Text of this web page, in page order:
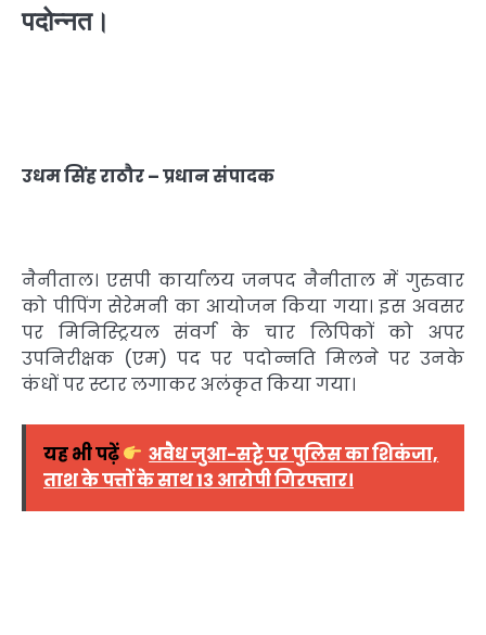
पदोन्नत।
उधम सिंह राठौर – प्रधान संपादक
नैनीताल। एसपी कार्यालय जनपद नैनीताल में गुरुवार
को पीपिंग सेरेमनी का आयोजन किया गया। इस अवसर
पर मिनिस्ट्रियल संवर्ग के चार लिपिकों को अपर
उपनिरीक्षक (एम) पद पर पदोन्नति मिलने पर उनके
कंधों पर स्टार लगाकर अलंकृत किया गया।
यह भी पढ़ें
अवैध जुआ-सट्टे पर पुलिस का शिकंजा,
ताश के पत्तों के साथ 13 आरोपी गिरफ्तार।